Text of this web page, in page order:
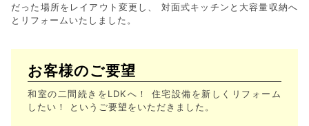
だった場所をレイアウト変更し、 対面式キッチンと大容量収納へ
とリフォームいたしました。
お客様のご要望
和室の二間続きをLDKへ！ 住宅設備を新しくリフォーム
したい！ というご要望をいただきました。